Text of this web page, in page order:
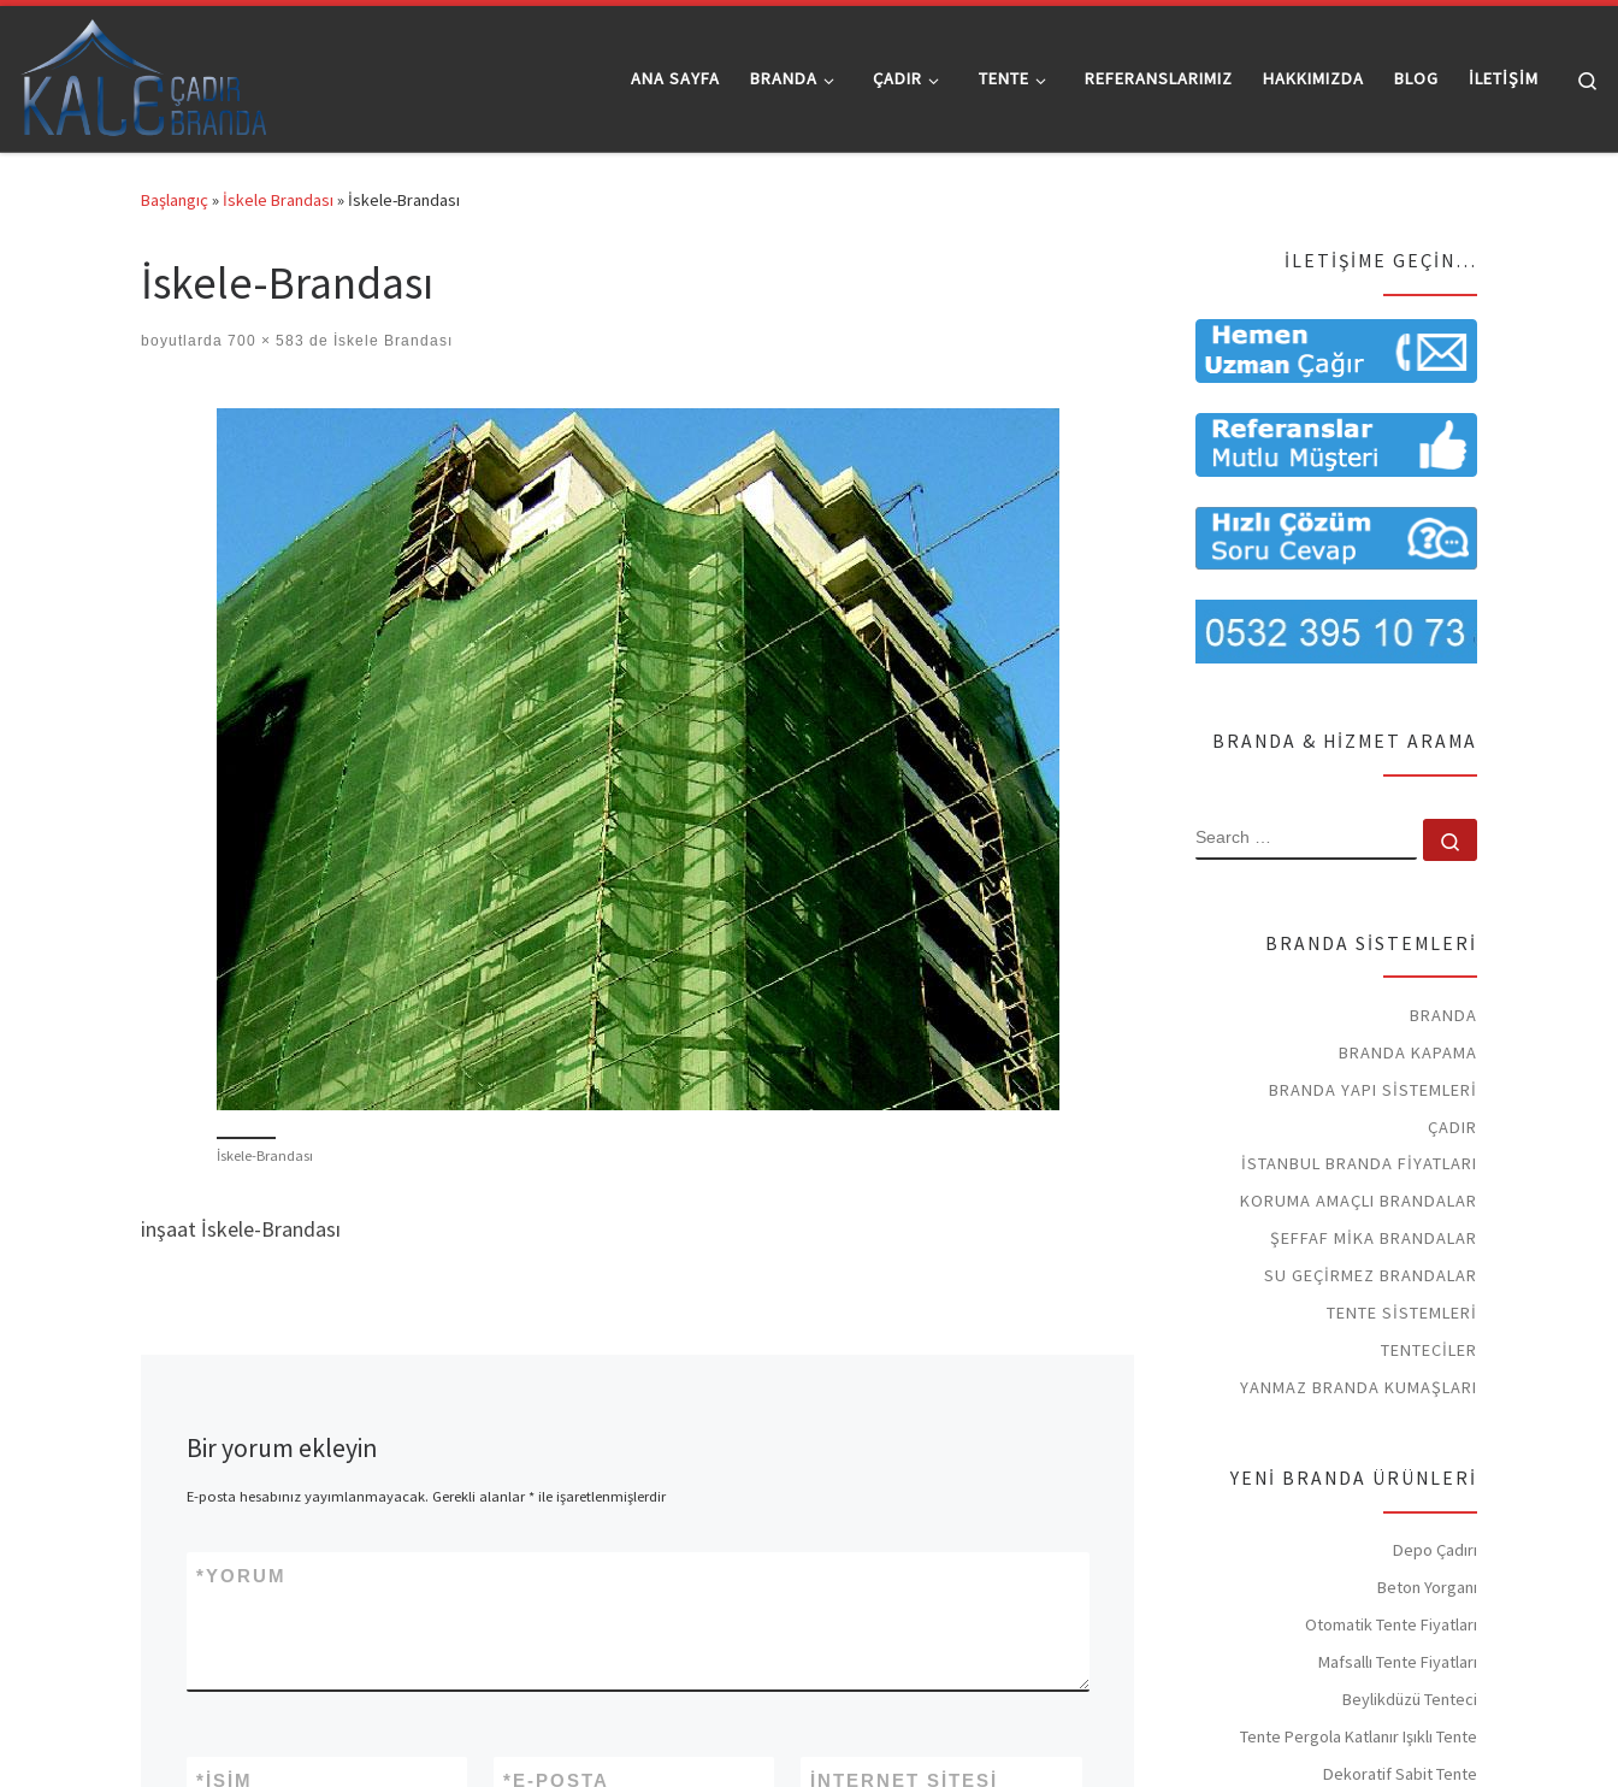
Skip to content
ANA SAYFA BRANDA ÇADIR TENTE REFERANSLARIMIZ HAKKIMIZDA BLOG İLETİŞİM
Başlangıç» İskele Brandası » İskele-Brandası
İskele-Brandası
boyutlarda 700 × 583 de İskele Brandası
Images navigation
İskele-Brandası
inşaat İskele-Brandası
Bir yorum ekleyin
E-posta hesabınız yayımlanmayacak. Gerekli alanlar*ile işaretlenmişlerdir
YORUM
*
İSIM
* E-POSTA
* İNTERNET SITESI
İLETIŞIME GEÇIN…
BRANDA & HIZMET ARAMA
SEARCH
BRANDA SISTEMLERI
BRANDA
BRANDA KAPAMA
BRANDA YAPI SISTEMLERI
ÇADIR
İSTANBUL BRANDA FIYATLARI
KORUMA AMAÇLI BRANDALAR
ŞEFFAF MIKA BRANDALAR
SU GEÇIRMEZ BRANDALAR
TENTE SISTEMLERI
TENTECILER
YANMAZ BRANDA KUMAŞLARI
YENI BRANDA ÜRÜNLERI
Depo Çadırı
Beton Yorganı
Otomatik Tente Fiyatları
Mafsallı Tente Fiyatları
Beylikdüzü Tenteci
Tente Pergola Katlanır Işıklı Tente
Dekoratif Sabit Tente